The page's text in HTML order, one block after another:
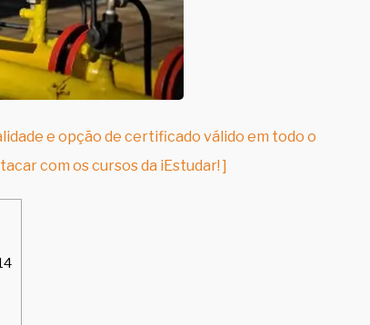
e opção de certificado válido em todo o
com os cursos da iEstudar! ]